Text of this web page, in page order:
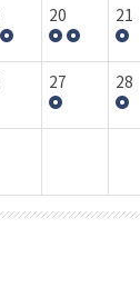
20 21
27 28